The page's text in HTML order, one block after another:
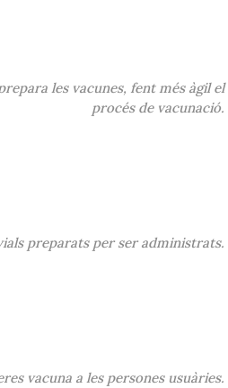
les vacunes, fent més àgil el
procés de vacunació.
preparats per ser administrats.
vacuna a les persones usuàries.